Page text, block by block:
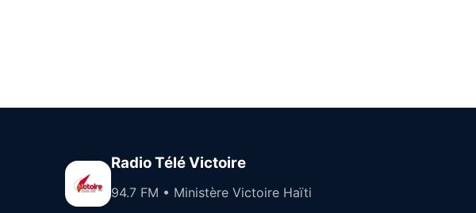
Radio Télé Victoire
94.7 FM • Ministère Victoire Haïti